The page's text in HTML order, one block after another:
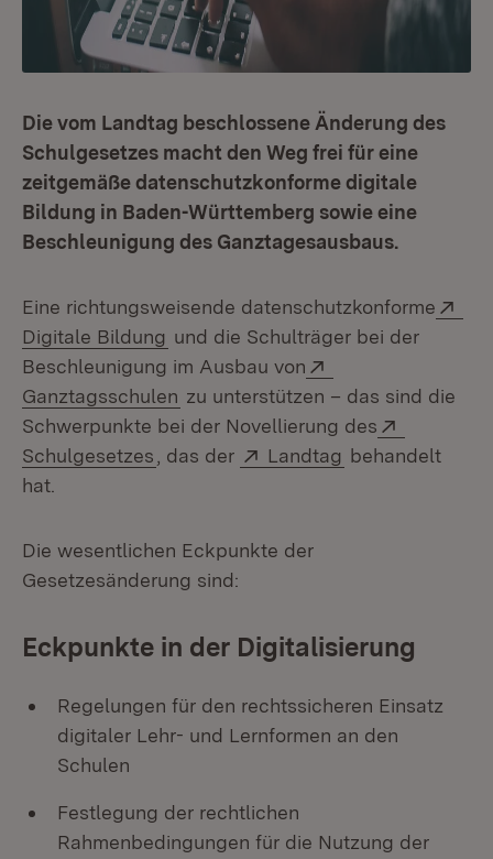
Die vom Landtag beschlossene Änderung des
Schulgesetzes macht den Weg frei für eine
zeitgemäße datenschutzkonforme digitale
Bildung in Baden-Württemberg sowie eine
Beschleunigung des Ganztagesausbaus.
Eine richtungsweisende datenschutzkonforme
Digitale Bildung (Öffnet in neuem Fenster)
und die Schulträger bei der
Beschleunigung im Ausbau von
Ganztagsschulen (Öffnet in neuem Fenster)
zu unterstützen – das sind die
Schwerpunkte bei der Novellierung des
Schulgesetzes (Öffnet in neuem Fenster)
, das der Extern:
Landtag (Öffnet in
behandelt
hat.
Die wesentlichen Eckpunkte der
Gesetzesänderung sind:
Eckpunkte in der Digitalisierung
Regelungen für den rechtssicheren Einsatz
digitaler Lehr- und Lernformen an den
Schulen
Festlegung der rechtlichen
Rahmenbedingungen für die Nutzung der